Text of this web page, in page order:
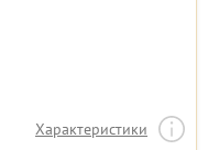
Характеристики